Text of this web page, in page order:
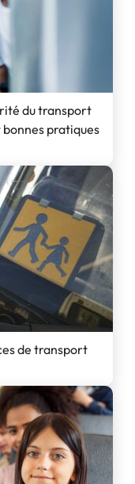
du transport
pratiques
de transport